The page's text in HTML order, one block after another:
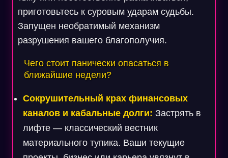
приготовьтесь к суровым ударам судьбы.
Запущен необратимый механизм
разрушения вашего благополучия.
Чего стоит панически опасаться в
ближайшие недели?
Сокрушительный крах финансовых
каналов и кабальные долги: Застрять в
лифте — классический вестник
материального тупика. Ваши текущие